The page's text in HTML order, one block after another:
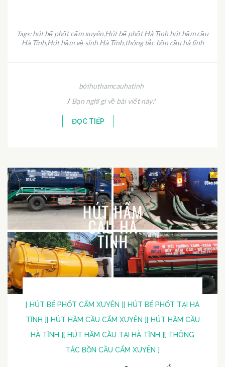
Tags:hút bể phốt cẩm xuyên,Hút bể phốt Hà Tĩnh,hút hầm cầu
Hà Tĩnh,Hút hầm vệ sinh Hà Tĩnh,thông tắc bồn cầu hà tĩnh
bởihuthamcauhatinh
/ Bạn nghĩ gì về bài viết này?
ĐỌC TIẾP
[ HÚT BỂ PHỐT CẨM XUYÊN ][ HÚT BỂ PHỐT TẠI HÀ
TĨNH ][ HÚT HẦM CẦU CẨM XUYÊN ][ HÚT HẦM CẦU
HÀ TĨNH ][ HÚT HẦM CẦU TẠI HÀ TĨNH ][ THÔNG
TẮC BỒN CẦU CẨM XUYÊN ]